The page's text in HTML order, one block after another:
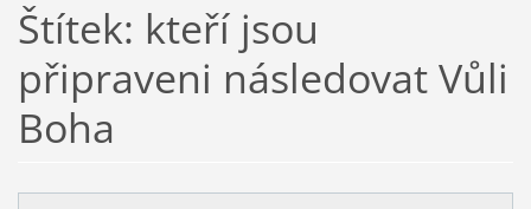
Štítek: kteří jsou
připraveni následovat Vůli
Boha